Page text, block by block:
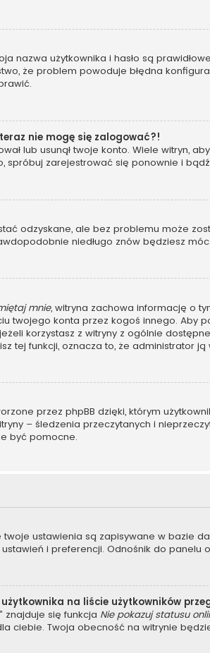
nazwa użytkownika i hasło są
że problem powoduje błędna
nie mogę się zalogować?!
lub usunął twoje konto. Wiele witryn,
spróbuj zarejestrować się ponownie i
odzyskane, ale bez problemu może
niedługo znów będziesz
mnie, witryna zachowa informację o
twojego konta przez kogoś innego.
korzystasz z witryny z ogólnie
tej funkcji, oznacza to, że administrator ją
przez phpBB dzięki, którym
– śledzenia przeczytanych i
być pomocne.
ustawienia są zapisywane w bazie
i preferencji. Odnośnik do panelu
na liście użytkowników
znajduje się funkcja Nie pokazuj statusu
ciebie. Twoja obecność na witrynie